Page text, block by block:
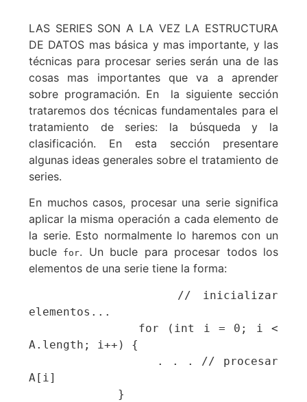
LAS SERIES SON A LA VEZ LA ESTRUCTURA
DE DATOS mas básica y mas importante, y las
técnicas para procesar series serán una de las
cosas mas importantes que va a aprender
sobre programación. En la siguiente sección
trataremos dos técnicas fundamentales para el
tratamiento de series: la búsqueda y la
clasificación. En esta sección presentare
algunas ideas generales sobre el tratamiento de
series.
En muchos casos, procesar una serie significa
aplicar la misma operación a cada elemento de
la serie. Esto normalmente lo haremos con un
bucle
for. Un bucle para procesar todos los
elementos de una serie tiene la forma:
elementos...
A.length; i++) {
A[i]
             }